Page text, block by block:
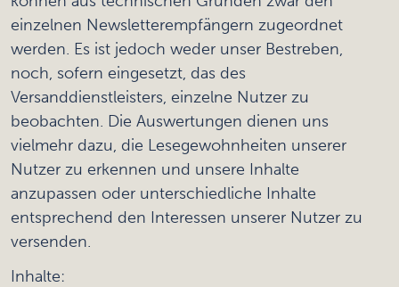
einzelnen Newsletterempfängern zugeordnet
werden. Es ist jedoch weder unser Bestreben,
noch, sofern eingesetzt, das des
Versanddienstleisters, einzelne Nutzer zu
beobachten. Die Auswertungen dienen uns
vielmehr dazu, die Lesegewohnheiten unserer
Nutzer zu erkennen und unsere Inhalte
anzupassen oder unterschiedliche Inhalte
entsprechend den Interessen unserer Nutzer zu
versenden.
Inhalte: